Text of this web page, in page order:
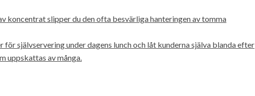
koncentrat slipper du den ofta besvärliga hanteringen av tomma
för självservering under dagens lunch och låt kunderna själva blanda efter
uppskattas av många.